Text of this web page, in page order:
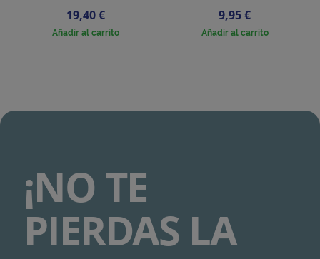
Precio
19,40 €
Añadir al carrito
Precio
9,95 €
Añadir al carrito
¡NO TE
PIERDAS LA